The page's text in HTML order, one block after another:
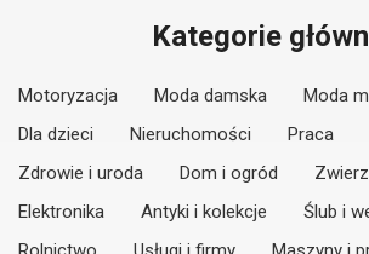
Kategorie
Motoryzacja Moda damska
Moda
Dla dzieci
Nieruchomości
Praca
Zdrowie i uroda
Dom i ogród
Elektronika
Antyki i kolekcje
Ślub i